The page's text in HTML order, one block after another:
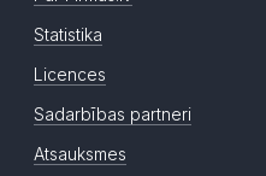
Statistika
Licences
Sadarbības partneri
Atsauksmes